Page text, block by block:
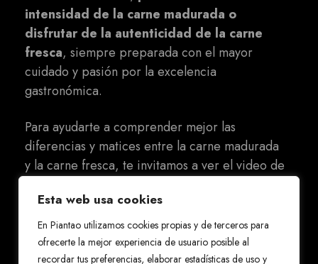
Esta web usa cookies
En Piantao utilizamos cookies propias y de terceros para
ofrecerte la mejor experiencia de usuario posible al
recordar tus preferencias, elaborar estadísticas de uso y
intensidad de la carne madurada o
disfrutar de la autenticidad de la carne
fresca, siempre preparada con el mayor
cuidado y pasión por la excelencia
gastronómica.
Para ayudarte a comprender mejor las
diferencias y matices entre la carne madurada
y la carne fresca, te invitamos a ver el video de
detalladamente cada aspecto de estas
opciones y cómo se preparan en Piantao.
En Piantao, estamos comprometidos con